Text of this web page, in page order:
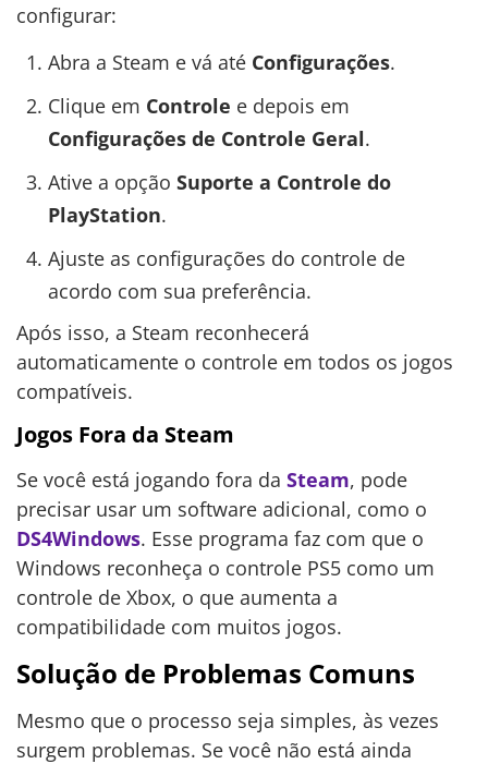
configurar:
Abra a Steam e vá até Configurações.
Clique em Controle e depois em
Configurações de Controle Geral.
Ative a opção Suporte a Controle do
PlayStation.
Ajuste as configurações do controle de
acordo com sua preferência.
Após isso, a Steam reconhecerá
automaticamente o controle em todos os jogos
compatíveis.
Jogos Fora da Steam
Se você está jogando fora da Steam, pode
precisar usar um software adicional, como o
DS4Windows. Esse programa faz com que o
Windows reconheça o controle PS5 como um
controle de Xbox, o que aumenta a
compatibilidade com muitos jogos.
Solução de Problemas Comuns
Mesmo que o processo seja simples, às vezes
surgem problemas. Se você não está ainda